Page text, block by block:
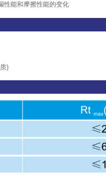
性能和摩擦性能的变化
)